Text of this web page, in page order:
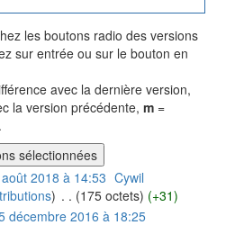
les boutons radio des versions
sur entrée ou sur le bouton en
avec la dernière version,
la version précédente, m =
2018 à 14:53 Cywil
) . . (175 octets) (+31)
décembre 2016 à 18:25